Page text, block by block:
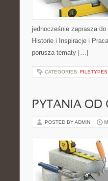
jednocześnie zaprasza
Historie i Inspiracje i
porusza tematy […]
CATEGORIES: FILETYPES
PYTANIA OD
POSTED BY ADMIN